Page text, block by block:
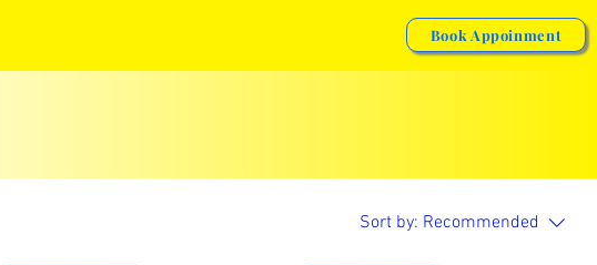
Book Appoinment
Sort by: Recommended